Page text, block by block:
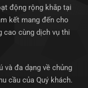
động rộng khắp tại
kết mang đến cho
cao cùng dịch vụ thi
và đa dạng về chủng
cầu của Quý khách.